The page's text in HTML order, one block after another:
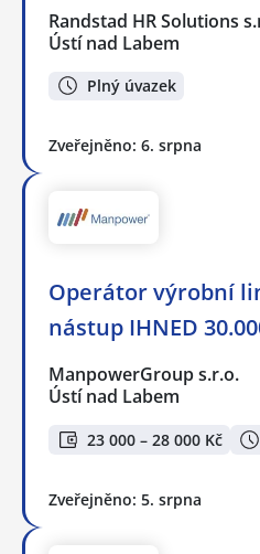
Randstad HR Solutions
Ústí nad Labem
Plný úvazek
Zveřejněno: 6. srpna
Operátor výrobní
nástup IHNED
ManpowerGroup s.r.o.
Ústí nad Labem
23 000 – 28 000 Kč
Zveřejněno: 5. srpna